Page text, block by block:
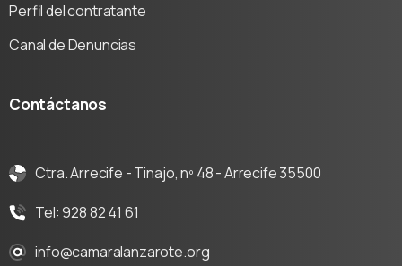
Perfil del contratante
Canal de Denuncias
Contáctanos
Ctra. Arrecife - Tinajo, nº 48 - Arrecife 35500
Tel: 928 82 41 61
info@camaralanzarote.org